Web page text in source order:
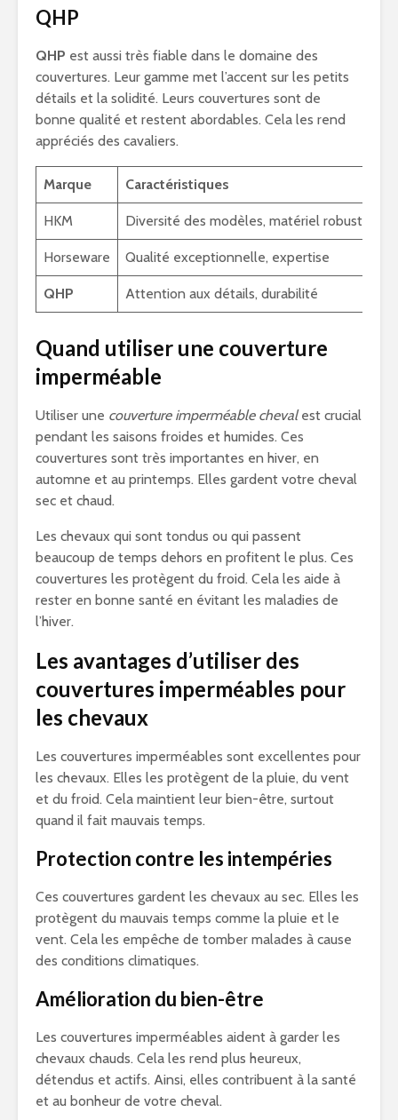
QHP
QHP est aussi très fiable dans le domaine des
couvertures. Leur gamme met l’accent sur les petits
détails et la solidité. Leurs couvertures sont de
bonne qualité et restent abordables. Cela les rend
appréciés des cavaliers.
Marque Caractéristiques
HKM Diversité des modèles, matériel robuste
Horseware Qualité exceptionnelle, expertise
QHP Attention aux détails, durabilité
Quand utiliser une couverture
imperméable
Utiliser une couverture imperméable chevalest crucial
pendant les saisons froides et humides. Ces
couvertures sont très importantes en hiver, en
automne et au printemps. Elles gardent votre cheval
sec et chaud.
Les chevaux qui sont tondus ou qui passent
beaucoup de temps dehors en profitent le plus. Ces
couvertures les protègent du froid. Cela les aide à
rester en bonne santé en évitant les maladies de
l’hiver.
Les avantages d’utiliser des
couvertures imperméables pour
les chevaux
Les couvertures imperméables sont excellentes pour
les chevaux. Elles les protègent de la pluie, du vent
et du froid. Cela maintient leur bien-être, surtout
quand il fait mauvais temps.
Protection contre les intempéries
Ces couvertures gardent les chevaux au sec. Elles les
protègent du mauvais temps comme la pluie et le
vent. Cela les empêche de tomber malades à cause
des conditions climatiques.
Amélioration du bien-être
Les couvertures imperméables aident à garder les
chevaux chauds. Cela les rend plus heureux,
détendus et actifs. Ainsi, elles contribuent à la santé
et au bonheur de votre cheval.